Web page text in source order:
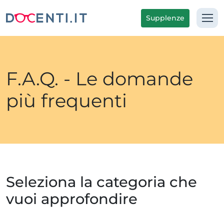
Supplenze
F.A.Q. - Le domande
più frequenti
Seleziona la categoria che
vuoi approfondire